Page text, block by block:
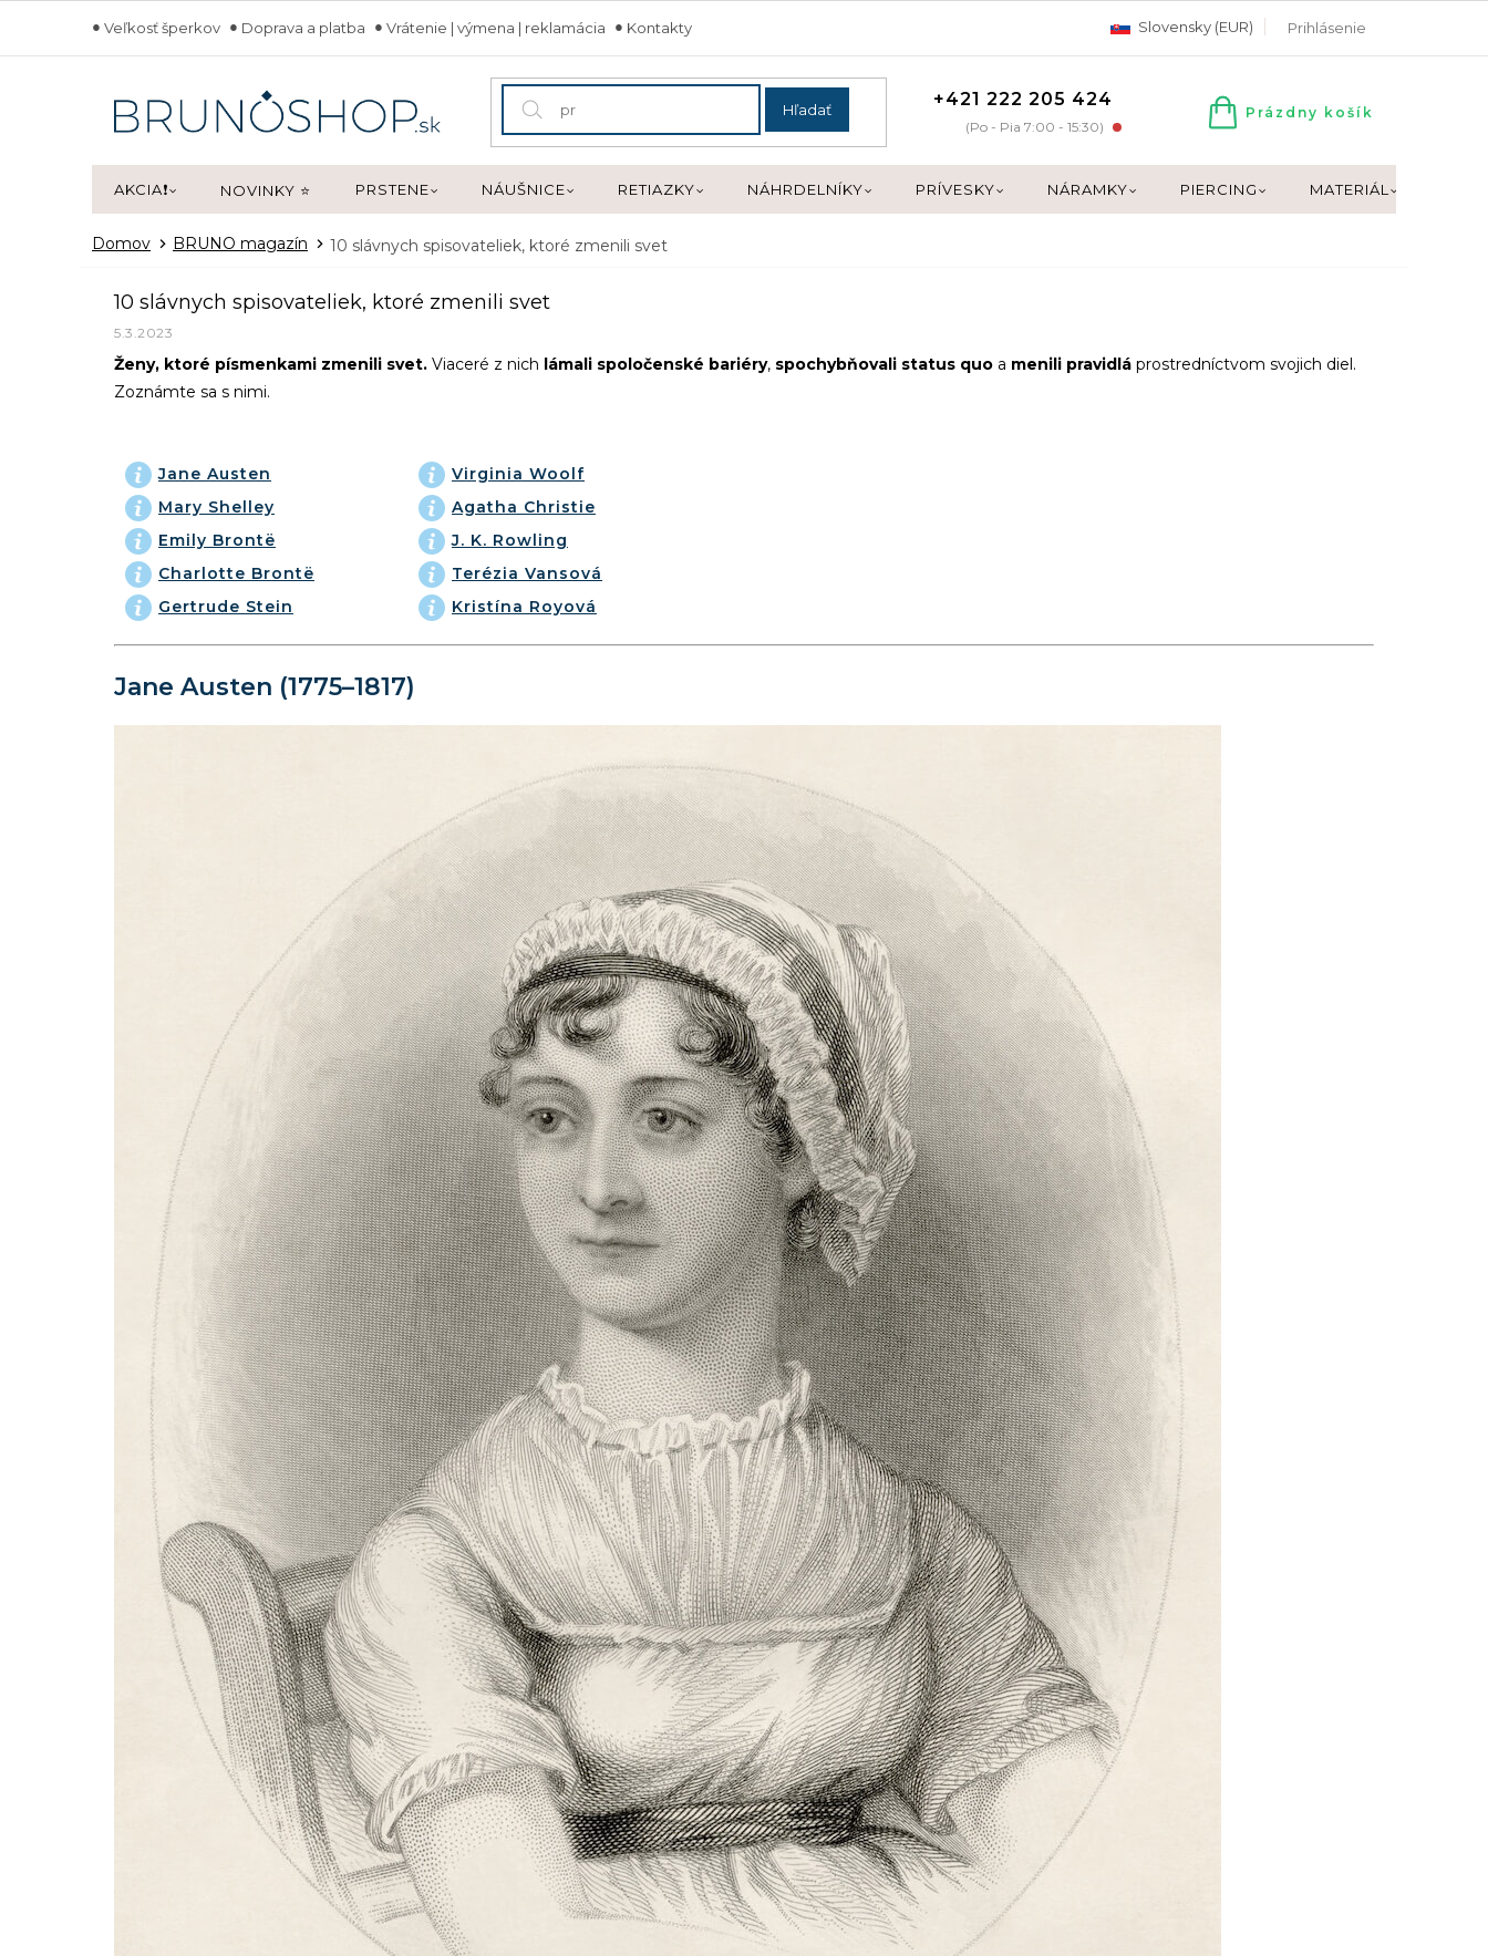
obsah
Veľkosť šperkov Doprava a platba Vrátenie | výmena | reklamácia Kontakty Slovensky (EUR) Prihlásenie
Hľadať +421 222 205 424
(Po - Pia 7:00 - 15:30)
NÁKUPNÝ
Prázdny košík
AKCIA❗ NOVINKY ⭐ PRSTENE NÁUŠNICE RETIAZKY NÁHRDELNÍKY PRÍVESKY NÁRAMKY PIERCING MATERIÁL
Domov BRUNO magazín 10 slávnych spisovateliek, ktoré zmenili svet
10 slávnych spisovateliek, ktoré zmenili svet
5.3.2023
Ženy, ktoré písmenkami zmenili svet. Viaceré z nich lámali spoločenské bariéry, spochybňovali status quo a menili pravidlá prostredníctvom svojich diel.
Zoznámte sa s nimi.
Jane Austen
Mary Shelley
Emily Brontë
Charlotte Brontë
Gertrude Stein
Virginia Woolf
Agatha Christie
J. K. Rowling
Terézia Vansová
Kristína Royová
Jane Austen (1775–1817)